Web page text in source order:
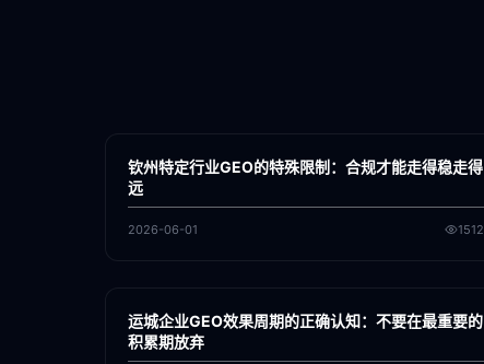
GEO
钦州特定行业GEO的特殊限制：合规才能走得稳走得
远
2026-06-01 1512
GEO
运城企业GEO效果周期的正确认知：不要在最重要的
积累期放弃